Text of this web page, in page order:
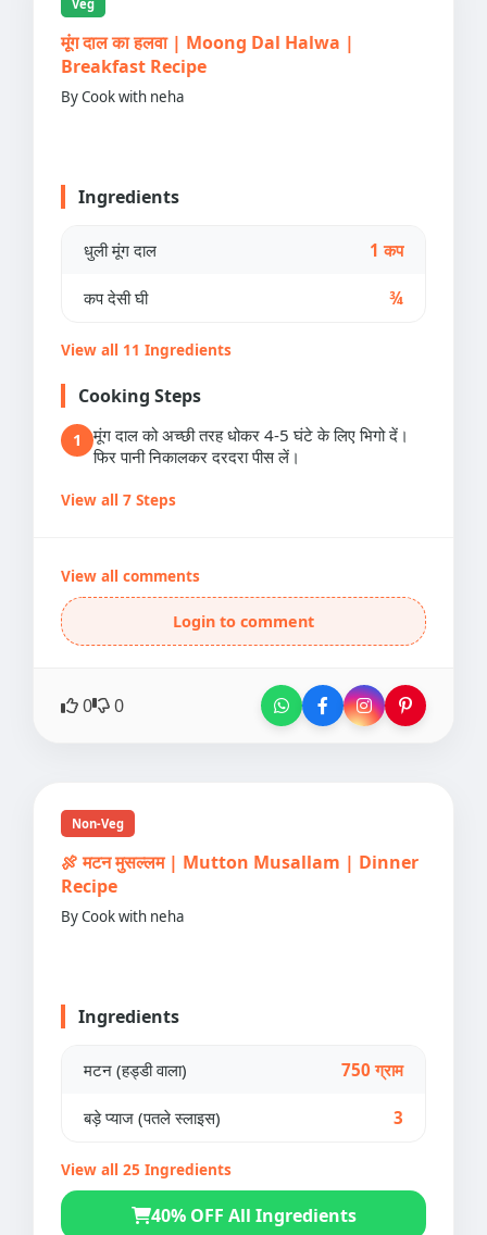
Veg
मूंग दाल का हलवा | Moong Dal Halwa |
Breakfast Recipe
By Cook with neha
Ingredients
धुली मूंग दाल 1 कप
कप देसी घी ¾
View all 11 Ingredients
Cooking Steps
1
मूंग दाल को अच्छी तरह धोकर 4-5 घंटे के लिए भिगो दें।
फिर पानी निकालकर दरदरा पीस लें।
View all 7 Steps
View all comments
Login to comment
0 0
Non-Veg
🍖 मटन मुसल्लम | Mutton Musallam | Dinner
Recipe
By Cook with neha
Ingredients
मटन (हड्डी वाला) 750 ग्राम
बड़े प्याज (पतले स्लाइस) 3
View all 25 Ingredients
40% OFF All Ingredients